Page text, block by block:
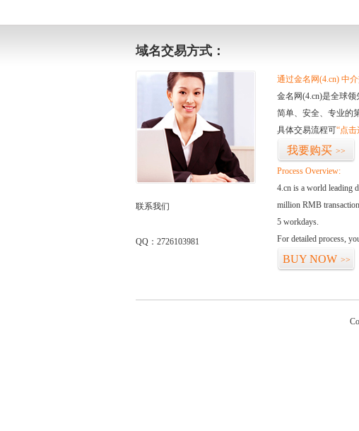
域名交易方式：
联系我们
QQ：2726103981
通过金名网(4.cn) 中
金名网(4.cn)是全球
简单、安全、专业的
具体交易流程可“点击
我要购买 >>
Process Overview:
4.cn is a world leading
million RMB
5 workdays.
For detailed process,
BUY NOW >>